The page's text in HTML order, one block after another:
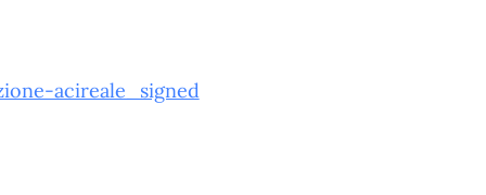
acireale_signed